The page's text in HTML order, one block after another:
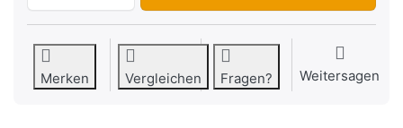
Merken Vergleichen Fragen? Weitersagen